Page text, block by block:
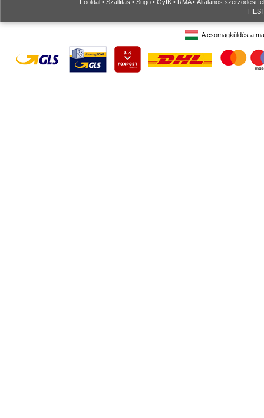
Főoldal • Szállítás • Súgó • GyIK • RMA• Általános szerződési
A csomagküldés a